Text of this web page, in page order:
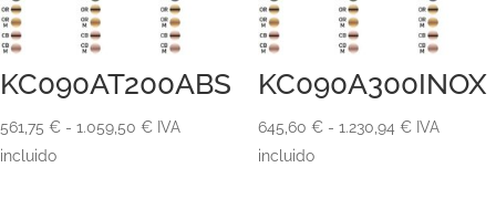
KC090AT200ABS
561,75 € - 1.059,50 €Rango
IVA
incluido
KC090A300INOX
645,60 € - 1.230,94 €Rango
IVA
incluido